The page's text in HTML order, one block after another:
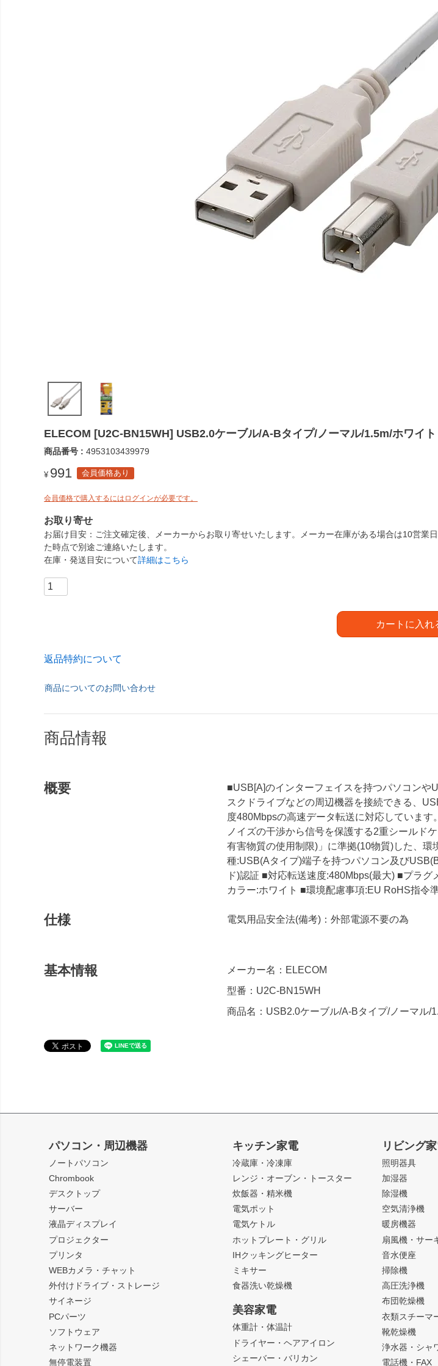
ELECOM [U2C-BN15WH] USB2.0ケーブル/A-Bタイプ/ノーマル/1.5m/ホワイト
商品番号 4953103439979
¥ 991 会員価格あり
会員価格で購入するにはログインが必要です。
お取り寄せ
お届け目安
ご注文確定後、メーカーからお取り寄せいたします。メーカー在庫がある場合は10営
た時点で別途ご連絡いたします。
在庫・発送目安について詳細はこちら
カートに入れ
返品特約について
商品についてのお問い合わせ
商品情報
概要
■USB[A]のインターフェイスを持つパソコンや
スクドライブなどの周辺機器を接続できる、
度480Mbpsの高速データ転送に対応していま
ノイズの干渉から信号を保護する2重シールド
有害物質の使用制限)」に準拠(10物質)した、
種:USB(Aタイプ)端子を持つパソコン及び
ド)認証 ■対応転送速度:480Mbps(最大) ■プラ
カラー:ホワイト ■環境配慮事項:EU RoHS指令
仕様 電気用品安全法(備考)：外部電源不要の為
基本情報
メーカー名：ELECOM
型番：U2C-BN15WH
商品名：USB2.0ケーブル/A-Bタイプ/ノーマル/
パソコン・周辺機器
ノートパソコン
Chrombook
デスクトップ
サーバー
液晶ディスプレイ
プロジェクター
プリンタ
WEBカメラ・チャット
外付けドライブ・ストレージ
サイネージ
PCパーツ
ソフトウェア
ネットワーク機器
無停電装置
キッチン家電
冷蔵庫・冷凍庫
レンジ・オーブン・トースター
炊飯器・精米機
電気ポット
電気ケトル
ホットプレート・グリル
IHクッキングヒーター
ミキサー
食器洗い乾燥機
美容家電
体重計・体温計
ドライヤー・ヘアアイロン
シェーバー・バリカン
リビング
照明器具
加湿器
除湿機
空気清浄機
暖房機器
扇風機・サー
音水便座
掃除機
高圧洗浄機
布団乾燥機
衣類スチーマ
靴乾燥機
浄水器・シャ
電話機・FAX